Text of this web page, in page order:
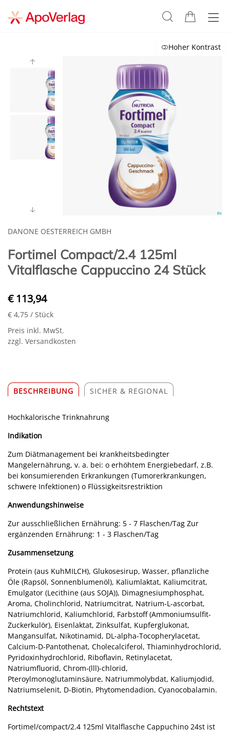
Hoher Kontrast
DANONE OESTERREICH GMBH
Fortimel Compact/2.4 125ml
Vitalflasche Cappuccino 24 Stück
€ 113,94
€ 4,75 / Stück
Preis inkl. MwSt.
zzgl. Versandkosten
BESCHREIBUNG SICHER & REGIONAL
Hochkalorische Trinknahrung
Indikation
Zum Diätmanagement bei krankheitsbedingter
Mangelernährung, v. a. bei: o erhöhtem Energiebedarf, z.B.
bei konsumierenden Erkrankungen (Tumorerkrankungen,
schwere Infektionen) o Flüssigkeitsrestriktion
Anwendungshinweise
Zur ausschließlichen Ernährung: 5 - 7 Flaschen/Tag Zur
ergänzenden Ernährung: 1 - 3 Flaschen/Tag
Zusammensetzung
Protein (aus KuhMILCH), Glukosesirup, Wasser, pflanzliche
Öle (Rapsöl, Sonnenblumenöl), Kaliumlaktat, Kaliumcitrat,
Emulgator (Lecithine (aus SOJA)), Dimagnesiumphosphat,
Aroma, Cholinchlorid, Natriumcitrat, Natrium-L-ascorbat,
Natriumchlorid, Kaliumchlorid, Farbstoff (Ammoniumsulfit-
Zuckerkulör), Eisenlaktat, Zinksulfat, Kupferglukonat,
Mangansulfat, Nikotinamid, DL-alpha-Tocopherylacetat,
Calcium-D-Pantothenat, Cholecalciferol, Thiaminhydrochlorid,
Pyridoxinhydrochlorid, Riboflavin, Retinylacetat,
Natriumfluorid, Chrom-(lll)-chlorid,
Pteroylmonoglutaminsäure, Natriummolybdat, Kaliumjodid,
Natriumselenit, D-Biotin, Phytomendadion, Cyanocobalamin.
Rechtstext
Fortimel/compact/2.4 125ml Vitalflasche Cappuchino 24st ist